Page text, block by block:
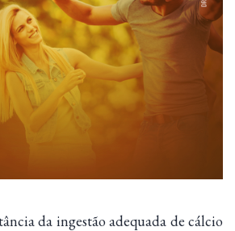
da ingestão adequada de cálcio